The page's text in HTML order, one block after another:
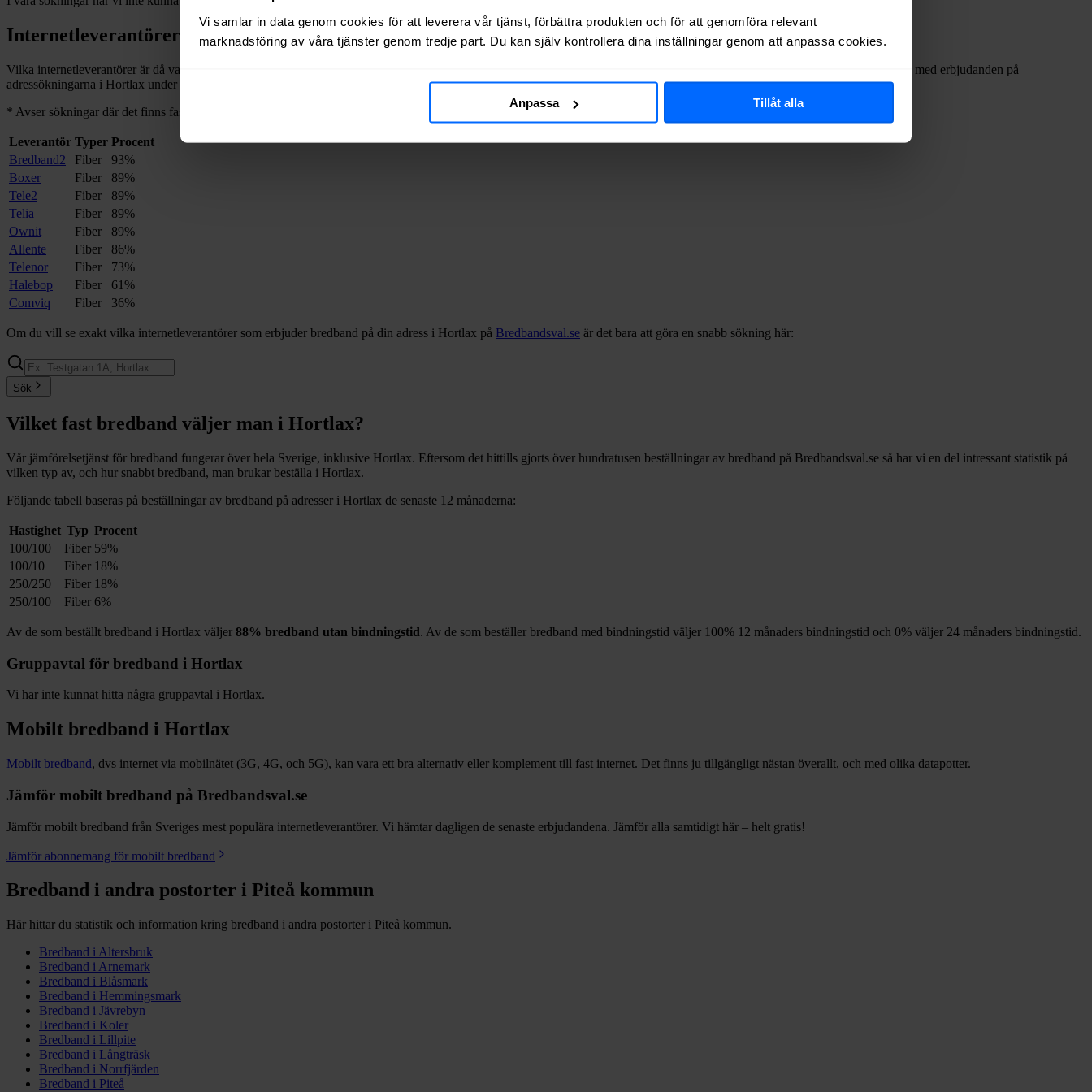
Vi samlar in data genom cookies för att leverera vår tjänst, förbättra produkten och för att genomföra relevant
marknadsföring av våra tjänster genom tredje part. Du kan själv kontrollera dina inställningar genom att anpassa cookies.
Anpassa Tillåt alla
Internetleverantörer i Hortlax
Vilka internetleverantörer är då vanliga i
, och på hur många av adresserna vi testat finns de tillgängliga? Tabellen nedan visar hur ofta internetleverantörerna har dykt upp med erbjudanden på
adressökningarna i Hortlax under de senaste 12
* Avser sökningar där det finns fast bredband på adressen.
Leverantör Typer Procent
Bredband2
Fiber
93%
Boxer
Fiber
89%
Tele2
Fiber
89%
Telia
Fiber
89%
Ownit
Fiber
89%
Allente
Fiber
86%
Telenor
Fiber
73%
Halebop
Fiber
61%
Comviq
Fiber 36%
Om du vill se exakt vilka internetleverantörer som erbjuder bredband på din adress i Hortlax på Bredbandsval.se är det bara att göra en snabb sökning här:
Sök
Vilket fast bredband väljer man i Hortlax?
Vår jämförelsetjänst för bredband fungerar över hela Sverige, inklusive Hortlax. Eftersom det hittills gjorts över hundratusen beställningar av bredband på Bredbandsval.se så har vi en del intressant statistik på
vilken typ av, och hur snabbt bredband, man brukar beställa i Hortlax.
Följande tabell baseras på beställningar av bredband på adresser i Hortlax de senaste 12 månaderna:
Hastighet Typ Procent
100/100
Fiber 59%
100/10
Fiber 18%
250/250
Fiber 18%
250/100
Fiber 6%
Av de som beställt bredband i Hortlax väljer 88% bredband utan bindningstid. Av de som beställer bredband med bindningstid väljer 100% 12 månaders bindningstid och 0% väljer 24 månaders bindningstid.
Gruppavtal för bredband i Hortlax
Vi har inte kunnat hitta några gruppavtal i Hortlax.
Mobilt bredband i Hortlax
Mobilt bredband, dvs internet via mobilnätet (3G, 4G, och 5G), kan vara ett bra alternativ eller komplement till fast internet. Det finns ju tillgängligt nästan överallt, och med olika datapotter.
Jämför mobilt bredband på Bredbandsval.se
Jämför mobilt bredband från Sveriges mest populära internetleverantörer. Vi hämtar dagligen de senaste erbjudandena. Jämför alla samtidigt här – helt gratis!
Jämför abonnemang för mobilt bredband
Bredband i andra postorter i Piteå kommun
Här hittar du statistik och information kring bredband i andra postorter i Piteå kommun.
Bredband i Altersbruk
Bredband i Arnemark
Bredband i Blåsmark
Bredband i Hemmingsmark
Bredband i Jävrebyn
Bredband i Koler
Bredband i Lillpite
Bredband i Långträsk
Bredband i Norrfjärden
Bredband i Piteå